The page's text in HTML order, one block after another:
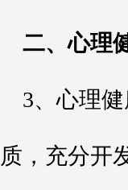
二、心理
3、心理
质，充分开